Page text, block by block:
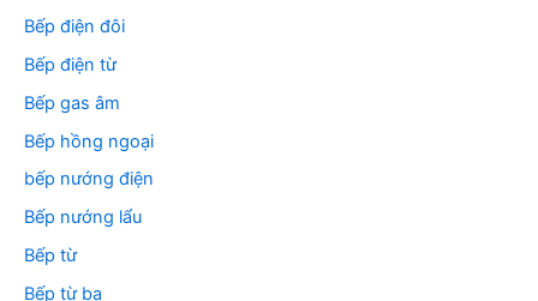
Bếp điện đôi
Bếp điện từ
Bếp gas âm
Bếp hồng ngoại
bếp nướng điện
Bếp nướng lẩu
Bếp từ
Bếp từ ba